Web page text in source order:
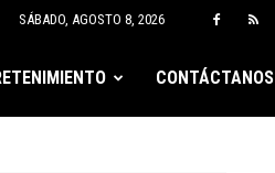
SÁBADO, AGOSTO 8, 2026
CONTÁCTANOS